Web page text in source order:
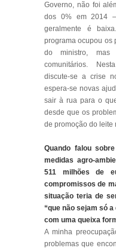
Governo, não foi
dos 0% em 2014
geralmente é
programa ocupou os
do ministro,
comunitários.
discute-se a crise
espera-se novas
sair à rua para o
desde que os
de promoção do leite
Quando falou
medidas agro-
511 milhões de
compromissos de
situação teria de
“que não sejam só
com uma queixa
A minha
problemas que